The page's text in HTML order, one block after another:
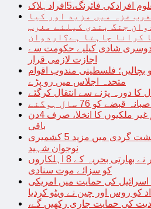
افرادکی فائرنگ،5افرادہلاک
غزہ میں مزید اور کیا
جنگ بندی کیلئے مغرب
کرانا چاہتا ہے؟اردوان
دوسری شادی کیلیے حکومت سے
اجازت لازمی قرار
بچالیں؛ فلسطینی مندوب اقوام
متحدہ اجلاس میں رو پڑے
کا دورہ پڑنے سے انتقال کرگئے
کو 76 سال ہوگئے
غیر قانونی طور پر مقیم غیر ملکیوں کا انخلا، صرف 4دن
باقی
بھارتی فوج کی ریاستی دہشت گردی میں مزید 5 کشمیری
نوجوان شہید
جاسوسی کا الزام ثابت، قطر نے بھارتی بحریہ کے 8 اہلکاروں
کو سزائے موت سنادی
کی حمایت میں امریکی
کو روس اور چین نے ویٹو کردیا
کی حمایت جاری رکھیں گے،